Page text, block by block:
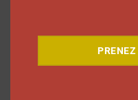
Coupe du